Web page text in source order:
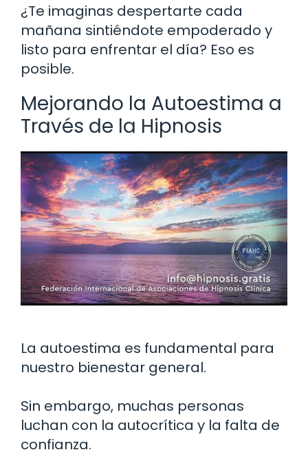
¿Te imaginas despertarte cada
mañana sintiéndote empoderado y
listo para enfrentar el día? Eso es
posible.
Mejorando la Autoestima a
Través de la Hipnosis
La autoestima es fundamental para
nuestro bienestar general.
Sin embargo, muchas personas
luchan con la autocrítica y la falta de
confianza.